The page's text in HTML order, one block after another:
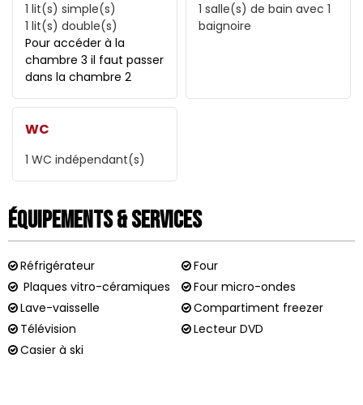
1 lit(s) simple(s)
1 lit(s) double(s)
Pour accéder à la
chambre 3 il faut passer
dans la chambre 2
1 salle(s) de bain avec 1
baignoire
WC
1 WC indépendant(s)
Équipements & Services
Réfrigérateur
Four
Plaques vitro-céramiques
Four micro-ondes
Lave-vaisselle
Compartiment freezer
Télévision
Lecteur DVD
Casier à ski